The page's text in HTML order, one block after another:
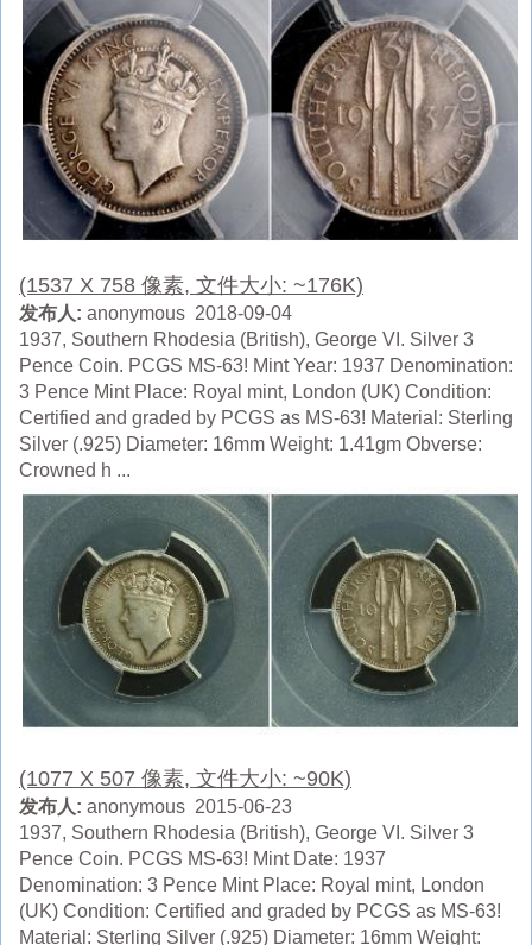
(1537 X 758 像素, 文件大小: ~176K)
发布人: anonymous 2018-09-04
1937, Southern Rhodesia (British), George VI. Silver 3
Pence Coin. PCGS MS-63! Mint Year: 1937 Denomination:
3 Pence Mint Place: Royal mint, London (UK) Condition:
Certified and graded by PCGS as MS-63! Material: Sterling
Silver (.925) Diameter: 16mm Weight: 1.41gm Obverse:
Crowned h ...
(1077 X 507 像素, 文件大小: ~90K)
发布人: anonymous 2015-06-23
1937, Southern Rhodesia (British), George VI. Silver 3
Pence Coin. PCGS MS-63! Mint Date: 1937
Denomination: 3 Pence Mint Place: Royal mint, London
(UK) Condition: Certified and graded by PCGS as MS-63!
Material: Sterling Silver (.925) Diameter: 16mm Weight: